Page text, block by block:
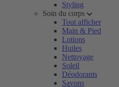
Styling
Soin du corps
Tout afficher
Main & Pied
Lotions
Huiles
Nettoyage
Soleil
Déodorants
Savons